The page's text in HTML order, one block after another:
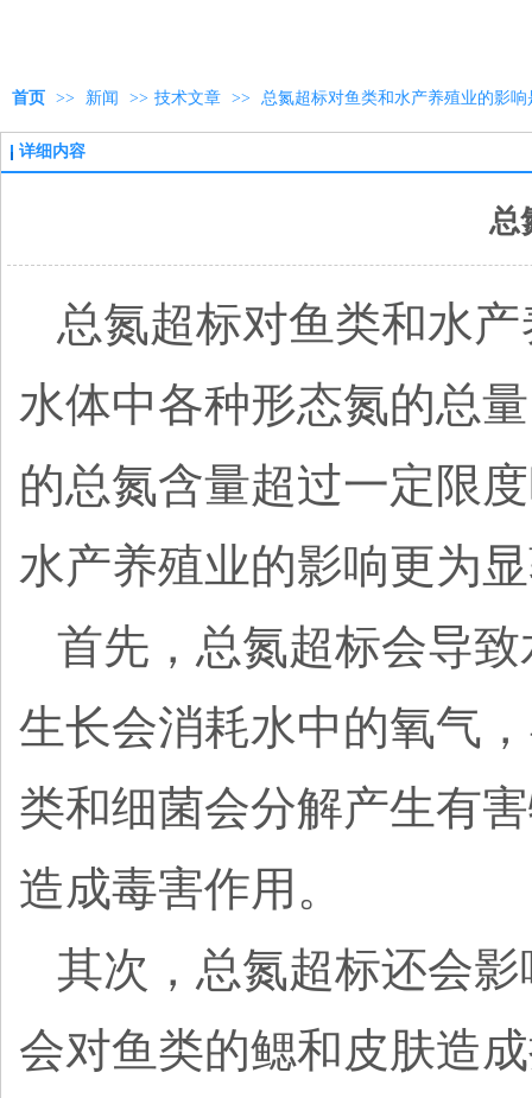
首页 >> 新闻 >> 技术文章 >> 总氮超标对鱼类和水产养殖业的影响
详细内容
总
总氮超标对鱼类和水
水体中各种形态氮的总
的总氮含量超过一定限
水产养殖业的影响更为
首先，总氮超标会导
生长会消耗水中的氧气
类和细菌会分解产生有
造成毒害作用。
其次，总氮超标还会
会对鱼类的鳃和皮肤造